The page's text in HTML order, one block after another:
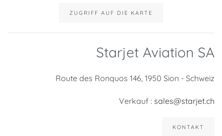
ZUGRIFF AUF DIE KARTE
Starjet Aviation SA
Route des Ronquos 146, 1950 Sion - Schweiz
Verkauf : sales@starjet.ch
KONTAKT